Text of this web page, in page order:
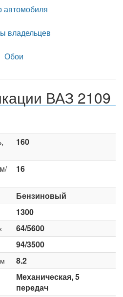
автомобиля
владельцев
Обои
ВАЗ 2109
160
16
Бензиновый
1300
64/5600
94/3500
8.2
Механическая, 5
передач